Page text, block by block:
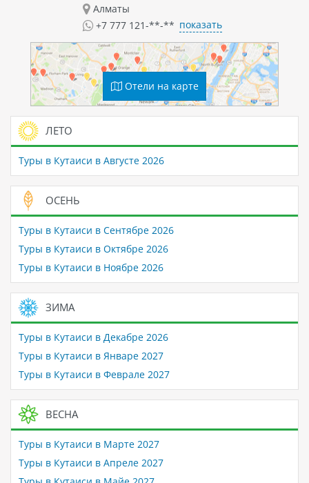
Алматы
+7 777 121-**-** показать
Отели на карте
ЛЕТО
Туры в Кутаиси в Августе 2026
ОСЕНЬ
Туры в Кутаиси в Сентябре 2026
Туры в Кутаиси в Октябре 2026
Туры в Кутаиси в Ноябре 2026
ЗИМА
Туры в Кутаиси в Декабре 2026
Туры в Кутаиси в Январе 2027
Туры в Кутаиси в Феврале 2027
ВЕСНА
Туры в Кутаиси в Марте 2027
Туры в Кутаиси в Апреле 2027